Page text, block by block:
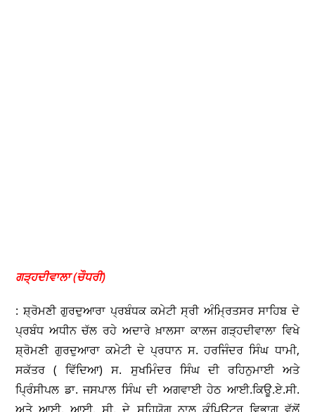
ਗੜ੍ਹਦੀਵਾਲਾ (ਚੌਧਰੀ)
: ਸ਼੍ਰੋਮਣੀ ਗੁਰਦੁਆਰਾ ਪ੍ਰਬੰਧਕ ਕਮੇਟੀ ਸ੍ਰੀ ਅੰਮ੍ਰਿਤਸਰ ਸਾਹਿਬ ਦੇ
ਪ੍ਰਬੰਧ ਅਧੀਨ ਚੱਲ ਰਹੇ ਅਦਾਰੇ ਖ਼ਾਲਸਾ ਕਾਲਜ ਗੜ੍ਹਦੀਵਾਲਾ ਵਿਖੇ
ਸ਼੍ਰੋਮਣੀ ਗੁਰਦੁਆਰਾ ਕਮੇਟੀ ਦੇ ਪ੍ਰਧਾਨ ਸ. ਹਰਜਿੰਦਰ ਸਿੰਘ ਧਾਮੀ,
ਸਕੱਤਰ ( ਵਿੱਦਿਆ) ਸ. ਸੁਖਮਿੰਦਰ ਸਿੰਘ ਦੀ ਰਹਿਨੁਮਾਈ ਅਤੇ
ਪ੍ਰਿੰਸੀਪਲ ਡਾ. ਜਸਪਾਲ ਸਿੰਘ ਦੀ ਅਗਵਾਈ ਹੇਠ ਆਈ.ਕਿਊ.ਏ.ਸੀ.